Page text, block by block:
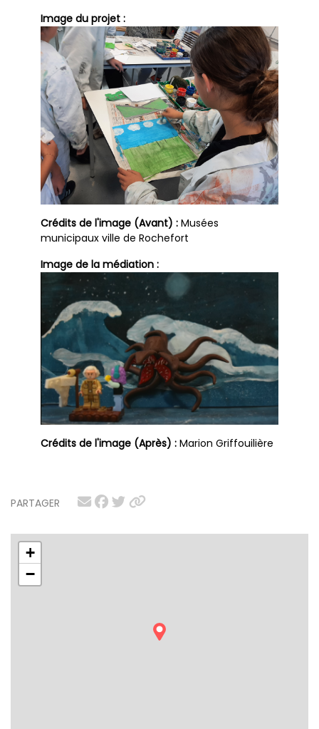
PARTAGER
+
−
Image du projet :
Crédits de l'image (Avant) : Musées
municipaux ville de Rochefort
Image de la médiation :
Crédits de l'image (Après) : Marion Griffouilière